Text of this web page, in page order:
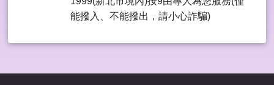
能撥入、不能撥出，請⼩⼼詐騙)